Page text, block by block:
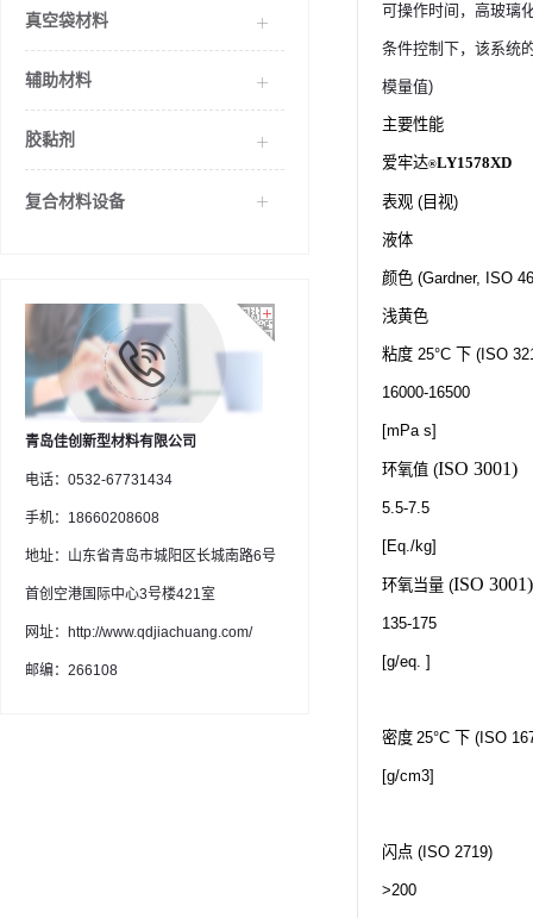
真空袋材料
辅助材料
胶黏剂
复合材料设备
青岛佳创新型材料有限公司
电话：0532-67731434
手机：18660208608
地址：山东省青岛市城阳区长城南路6号
首创空港国际中心3号楼421室
网址：http://www.qdjiachuang.com/
邮编：266108
可操作时间，高玻璃
条件控制下，该系统
模量值)
主要性能
爱牢达®LY1578XD
表观 ( 目视)
液体
颜色 (Gardner, ISO
浅黄色
粘度 25°C 下 (ISO
16000-16500
[mPa s]
环氧值 (ISO 3001)
5.5-7.5
[Eq./kg]
环氧当量 (ISO 3001)
135-175
[g/eq. ]
密度 25°C 下 (ISO
[g/cm3]
闪点 (ISO 2719)
>200